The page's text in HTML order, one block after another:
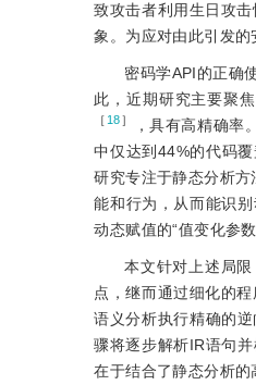
致攻击者利用生日攻
象。为应对由此引发
密码学API的正确
此，近期研究主要聚
［ 18］
，具有高精确
中仅达到44%的代码
研究专注于静态分析
能和行为，从而能识
动态赋值的“值变化参
本文针对上述局
点，继而通过细化的
语义分析执行精确的
骤将逐步解析IR语句
在于结合了静态分析的